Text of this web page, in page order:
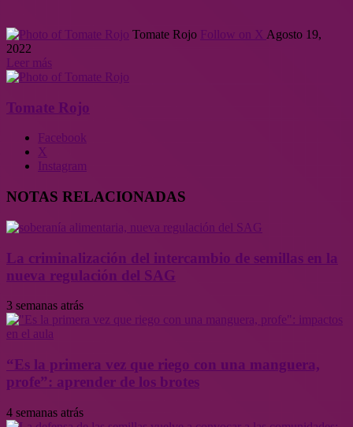
Tomate Rojo Follow on X Agosto 19,
2022
Leer más
Tomate Rojo
Facebook
X
Instagram
NOTAS RELACIONADAS
La criminalización del intercambio de semillas en la
nueva regulación del SAG
3 semanas atrás
“Es la primera vez que riego con una manguera,
profe”: aprender de los brotes
4 semanas atrás